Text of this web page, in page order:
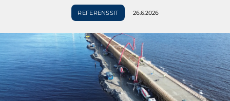
REFERENSSIT 26.6.2026